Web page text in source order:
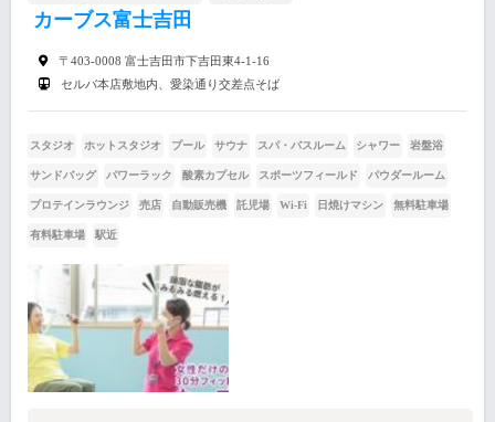
カーブス富士吉田
〒403-0008 富士吉田市下吉田東4-1-16
セルバ本店敷地内、愛染通り交差点そば
スタジオ ホットスタジオ プール サウナ スパ・バスルーム シャワー 岩盤浴
サンドバッグ パワーラック 酸素カプセル スポーツフィールド パウダールーム
プロテインラウンジ 売店 自動販売機 託児場 Wi-Fi 日焼けマシン 無料駐車場
有料駐車場 駅近